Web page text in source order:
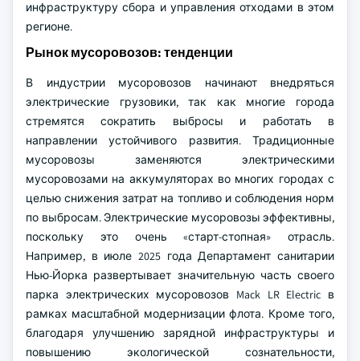
инфраструктуру сбора и управления отходами в этом
регионе.
Рынок мусоровозов: тенденции
В индустрии мусоровозов начинают внедряться
электрические грузовики, так как многие города
стремятся сократить выбросы и работать в
направлении устойчивого развития. Традиционные
мусоровозы заменяются электрическими
мусоровозами на аккумуляторах во многих городах с
целью снижения затрат на топливо и соблюдения норм
по выбросам. Электрические мусоровозы эффективны,
поскольку это очень «старт-стопная» отрасль.
Например, в июле 2025 года Департамент санитарии
Нью-Йорка развертывает значительную часть своего
парка электрических мусоровозов Mack LR Electric в
рамках масштабной модернизации флота. Кроме того,
благодаря улучшению зарядной инфраструктуры и
повышению экологической сознательности,